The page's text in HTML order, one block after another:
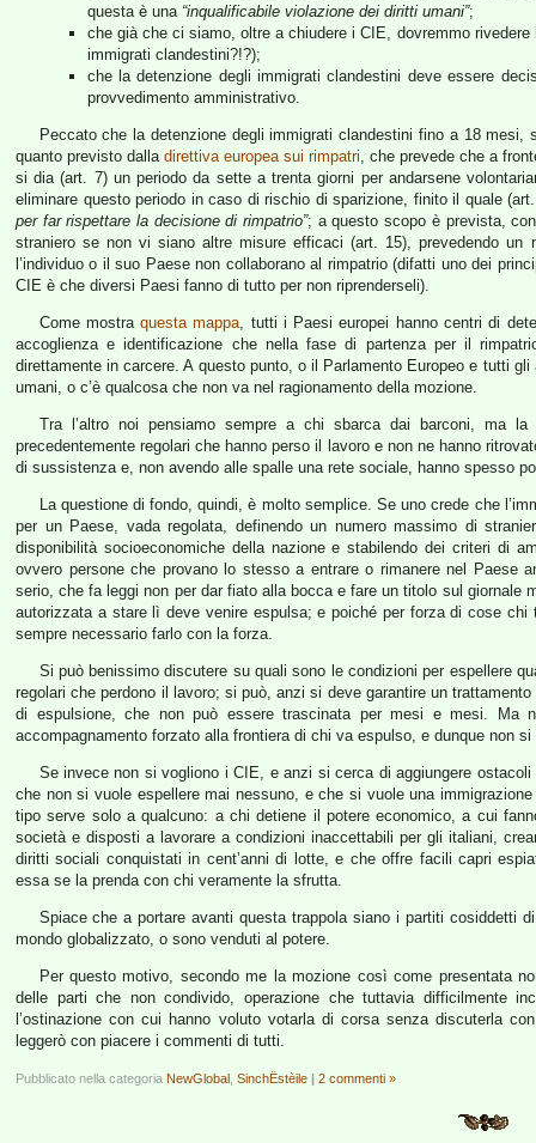
questa è una “inqualificabile violazione dei diritti umani”;
che già che ci siamo, oltre a chiudere i CIE, dovremmo
immigrati clandestini?!?);
che la detenzione degli immigrati clandestini deve essere
provvedimento amministrativo.
Peccato che la detenzione degli immigrati clandestini fino a 18
quanto previsto dalladirettiva europea sui rimpatri, che prevede che a
si dia (art. 7) un periodo da sette a trenta giorni per andarsene
eliminare questo periodo in caso di rischio di sparizione, finito il quale
per far rispettare la decisione di rimpatrio”; a questo scopo è prevista,
straniero se non vi siano altre misure efficaci (art. 15), prevedendo
l’individuo o il suo Paese non collaborano al rimpatrio (difatti uno dei
CIE è che diversi Paesi fanno di tutto per non riprenderseli).
Come mostraquesta mappa, tutti i Paesi europei hanno centri di
accoglienza e identificazione che nella fase di partenza per il
direttamente in carcere. A questo punto, o il Parlamento Europeo e tutti
umani, o c’è qualcosa che non va nel ragionamento della mozione.
Tra l’altro noi pensiamo sempre a chi sbarca dai barconi, ma la
precedentemente regolari che hanno perso il lavoro e non ne hanno
di sussistenza e, non avendo alle spalle una rete sociale, hanno spesso
La questione di fondo, quindi, è molto semplice. Se uno crede che
per un Paese, vada regolata, definendo un numero massimo di
disponibilità socioeconomiche della nazione e stabilendo dei criteri di
ovvero persone che provano lo stesso a entrare o rimanere nel Paese
serio, che fa leggi non per dar fiato alla bocca e fare un titolo sul giornale
autorizzata a stare lì deve venire espulsa; e poiché per forza di cose
sempre necessario farlo con la forza.
Si può benissimo discutere su quali sono le condizioni per espellere
regolari che perdono il lavoro; si può, anzi si deve garantire un
di espulsione, che non può essere trascinata per mesi e mesi. Ma
accompagnamento forzato alla frontiera di chi va espulso, e dunque non
Se invece non si vogliono i CIE, e anzi si cerca di aggiungere
che non si vuole espellere mai nessuno, e che si vuole una
tipo serve solo a qualcuno: a chi detiene il potere economico, a cui
società e disposti a lavorare a condizioni inaccettabili per gli italiani,
diritti sociali conquistati in cent’anni di lotte, e che offre facili capri
essa se la prenda con chi veramente la sfrutta.
Spiace che a portare avanti questa trappola siano i partiti cosiddetti
mondo globalizzato, o sono venduti al potere.
Per questo motivo, secondo me la mozione così come presentata
delle parti che non condivido, operazione che tuttavia difficilmente
l’ostinazione con cui hanno voluto votarla di corsa senza discuterla
leggerò con piacere i commenti di tutti.
Pubblicato nella categoria NewGlobal SinchËstèile | 2 commenti »